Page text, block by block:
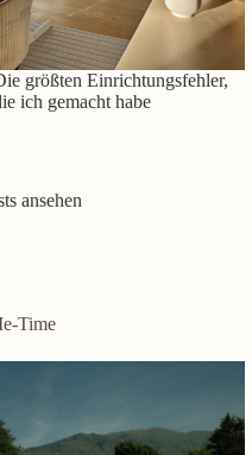
größten Einrichtungsfehler,
ich gemacht habe
ansehen
Time